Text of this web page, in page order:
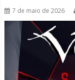
7 de maio de 2026